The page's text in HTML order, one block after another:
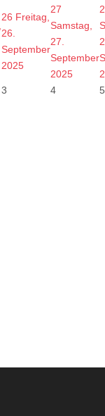
26 Freitag,
26.
September
2025
27
Samstag,
27.
September
2025
3 4 5